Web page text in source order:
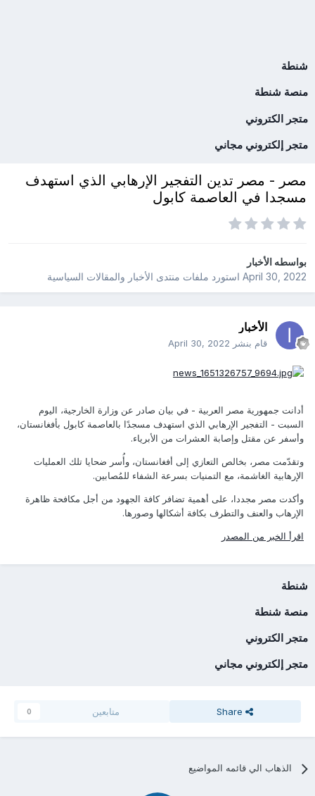
شنطة
منصة شنطة
متجر الكتروني
متجر إلكتروني مجاني
مصر - مصر تدين التفجير الإرهابي الذي استهدف
مسجدا في العاصمة كابول
بواسطهالأخبار
April 30, 2022استورد ملفات منتدى الأخبار والمقالات السياسية
الأخبار
قام بنشر April 30, 2022
أدانت جمهورية مصر العربية - في بيان صادر عن وزارة الخارجية، اليوم
السبت - التفجير الإرهابي الذي استهدف مسجدًا بالعاصمة كابول بأفغانستان،
وأسفر عن مقتل وإصابة العشرات من الأبرياء.
وتقدّمت مصر، بخالص التعازي إلى أفغانستان، وأُسر ضحايا تلك العمليات
الإرهابية الغاشمة، مع التمنيات بسرعة الشفاء للمُصابين.
وأكدت مصر مجددا، على أهمية تضافر كافة الجهود من أجل مكافحة ظاهرة
الإرهاب والعنف والتطرف بكافة أشكالها وصورها.
اقرأ الخبر من المصدر
شنطة
منصة شنطة
متجر الكتروني
متجر إلكتروني مجاني
Share متابعين 0
الذهاب الي قائمه المواضيع